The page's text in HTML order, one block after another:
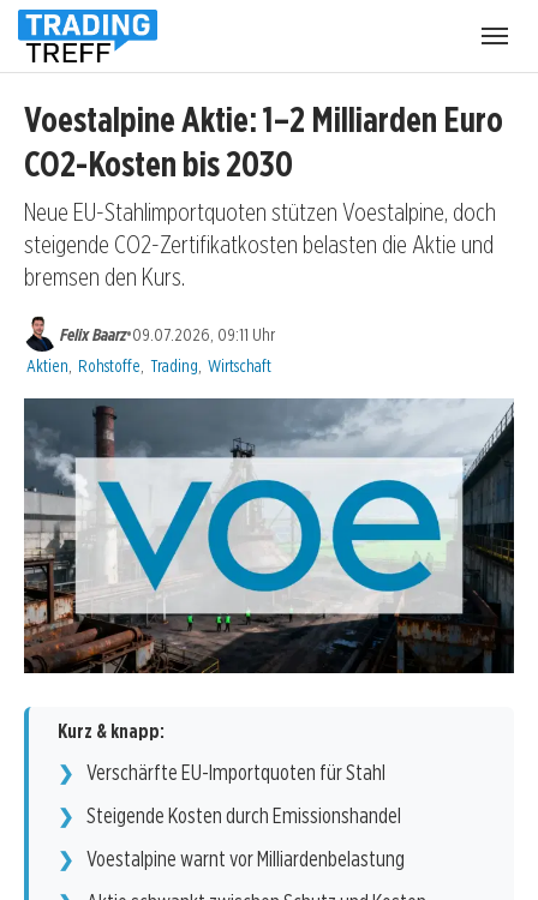
Voestalpine Aktie: 1–2 Milliarden Euro
CO2-Kosten bis 2030
Neue EU-Stahlimportquoten stützen Voestalpine, doch
steigende CO2-Zertifikatkosten belasten die Aktie und
bremsen den Kurs.
Felix Baarz•09.07.2026, 09:11 Uhr
Kategorien:
Aktien Rohstoffe Trading Wirtschaft
Kurz & knapp:
Verschärfte EU-Importquoten für Stahl
Steigende Kosten durch Emissionshandel
Voestalpine warnt vor Milliardenbelastung